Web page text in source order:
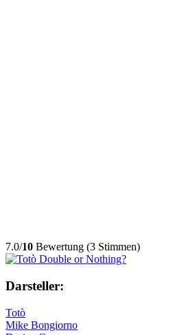
7.0/10 Bewertung (3 Stimmen)
Darsteller:
Totò
Mike Bongiorno